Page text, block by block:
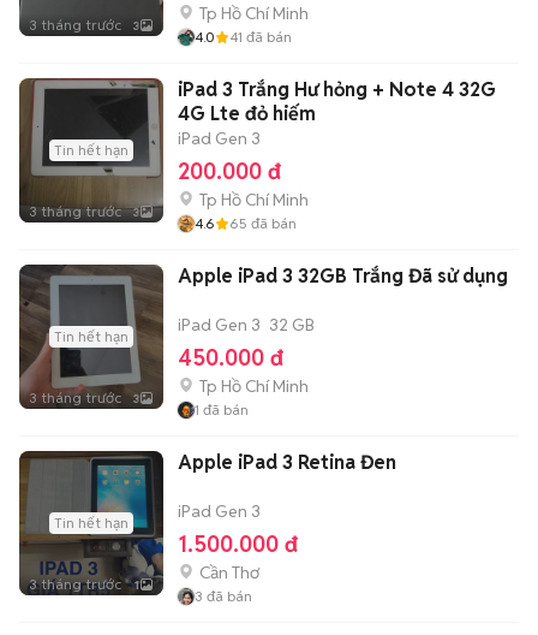
3 tháng trước 3
Tp Hồ Chí Minh
4.0 41 đã bán
Tin hết hạn
3 tháng trước 3
iPad 3 Trắng Hư hỏng + Note 4 32G
4G Lte đỏ hiếm
iPad Gen 3
200.000 đ
Tp Hồ Chí Minh
4.6 65 đã bán
Tin hết hạn
3 tháng trước 3
Apple iPad 3 32GB Trắng Đã sử dụng
iPad Gen 3 32 GB
450.000 đ
Tp Hồ Chí Minh
1 đã bán
Tin hết hạn
3 tháng trước 1
Apple iPad 3 Retina Đen
iPad Gen 3
1.500.000 đ
Cần Thơ
3 đã bán